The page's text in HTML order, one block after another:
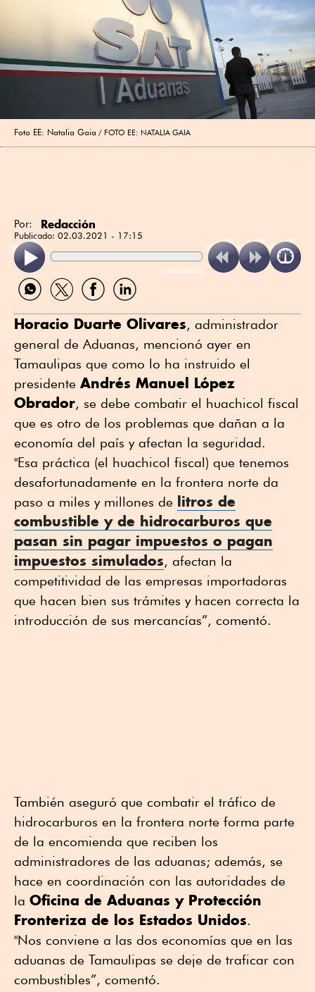
Foto EE: Natalia Gaia FOTO EE: NATALIA GAIA
Por: Redacción
Publicado: 02.03.2021 - 17:15
ReadSpeaker
Compartir
por
Compartir
por
Compartir
por
Compartir
por
Horacio Duarte Olivares, administrador
general de Aduanas, mencionó ayer en
Tamaulipas que como lo ha instruido el
presidente Andrés Manuel López
Obrador, se debe combatir el huachicol fiscal
que es otro de los problemas que dañan a la
economía del país y afectan la seguridad.
"Esa práctica (el huachicol fiscal) que tenemos
desafortunadamente en la frontera norte da
paso a miles y millones de
litros de
combustible y de hidrocarburos que
pasan sin pagar impuestos o pagan
impuestos simulados, afectan la
competitividad de las empresas importadoras
que hacen bien sus trámites y hacen correcta la
introducción de sus mercancías”, comentó.
También aseguró que combatir el tráfico de
hidrocarburos en la frontera norte forma parte
de la encomienda que reciben los
administradores de las aduanas; además, se
hace en coordinación con las autoridades de
la Oficina de Aduanas y Protección
Fronteriza de los Estados Unidos.
"Nos conviene a las dos economías que en las
aduanas de Tamaulipas se deje de traficar con
combustibles”, comentó.